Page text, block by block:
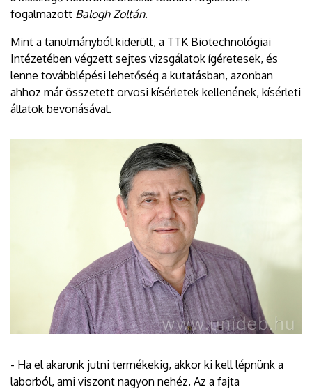
fogalmazott Balogh Zoltán.
Mint a tanulmányból kiderült, a TTK Biotechnológiai
Intézetében végzett sejtes vizsgálatok ígéretesek, és
lenne továbblépési lehetőség a kutatásban, azonban
ahhoz már összetett orvosi kísérletek kellenének, kísérleti
állatok bevonásával.
- Ha el akarunk jutni termékekig, akkor ki kell lépnünk a
laborból, ami viszont nagyon nehéz. Az a fajta